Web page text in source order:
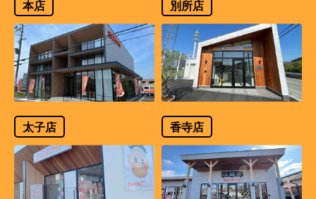
本店 別所店
太子店 香寺店